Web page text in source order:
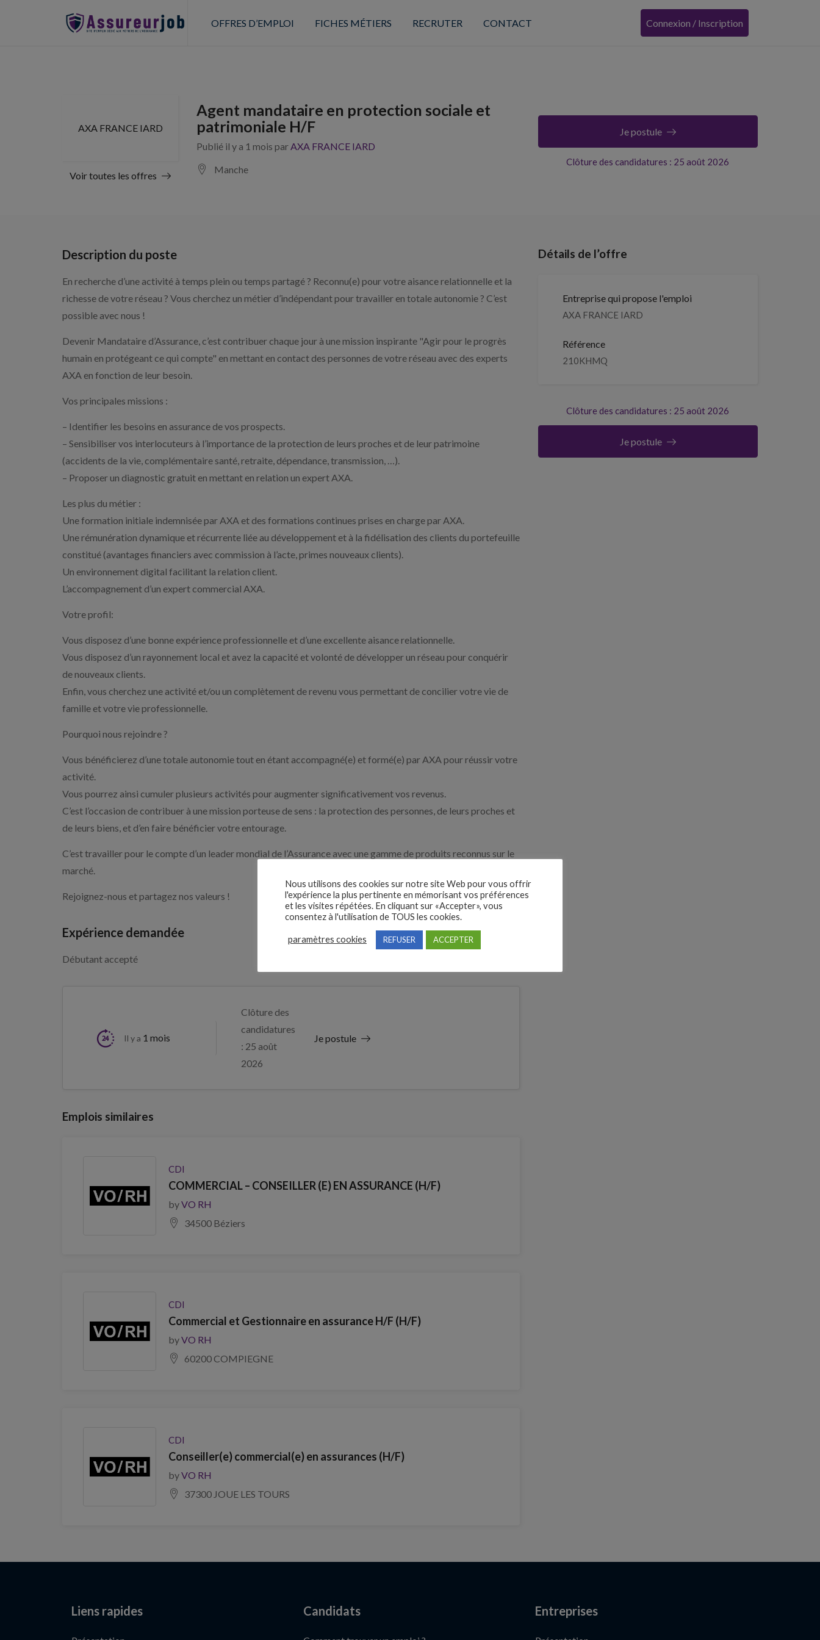
OFFRES D’EMPLOI FICHES MÉTIERS RECRUTER CONTACT Connexion / Inscription
AXA FRANCE IARD
Voir toutes les offres
Agent mandataire en protection sociale et
patrimoniale H/F
Publié il y a 1 mois par AXA FRANCE IARD
Manche
Clôture des candidatures : 25 août 2026
Je postule
Description du poste
En recherche d’une activité à temps plein ou temps partagé ? Reconnu(e) pour votre aisance relationnelle et la
richesse de votre réseau ? Vous cherchez un métier d’indépendant pour travailler en totale autonomie ? C’est
possible avec nous !
Devenir Mandataire d’Assurance, c’est contribuer chaque jour à une mission inspirante "Agir pour le progrès
humain en protégeant ce qui compte" en mettant en contact des personnes de votre réseau avec des experts
AXA en fonction de leur besoin.
Vos principales missions :
– Identifier les besoins en assurance de vos prospects.
– Sensibiliser vos interlocuteurs à l’importance de la protection de leurs proches et de leur patrimoine
(accidents de la vie, complémentaire santé, retraite, dépendance, transmission, …).
– Proposer un diagnostic gratuit en mettant en relation un expert AXA.
Les plus du métier :
Une formation initiale indemnisée par AXA et des formations continues prises en charge par AXA.
Une rémunération dynamique et récurrente liée au développement et à la fidélisation des clients du portefeuille
constitué (avantages financiers avec commission à l’acte, primes nouveaux clients).
Un environnement digital facilitant la relation client.
L’accompagnement d’un expert commercial AXA.
Votre profil:
Vous disposez d’une bonne expérience professionnelle et d’une excellente aisance relationnelle.
Vous disposez d’un rayonnement local et avez la capacité et volonté de développer un réseau pour conquérir
de nouveaux clients.
Enfin, vous cherchez une activité et/ou un complètement de revenu vous permettant de concilier votre vie de
famille et votre vie professionnelle.
Pourquoi nous rejoindre ?
Vous bénéficierez d’une totale autonomie tout en étant accompagné(e) et formé(e) par AXA pour réussir votre
activité.
Vous pourrez ainsi cumuler plusieurs activités pour augmenter significativement vos revenus.
C’est l’occasion de contribuer à une mission porteuse de sens : la protection des personnes, de leurs proches et
de leurs biens, et d’en faire bénéficier votre entourage.
C’est travailler pour le compte d’un leader mondial de l’Assurance avec une gamme de produits reconnus sur le
marché.
Rejoignez-nous et partagez nos valeurs !
Expérience demandée
Débutant accepté
Il y a 1 mois
Clôture des
candidatures
: 25 août
2026
Je postule
Emplois similaires
CDI
COMMERCIAL – CONSEILLER (E) EN ASSURANCE (H/F)
byVO RH
34500 Béziers
CDI
Commercial et Gestionnaire en assurance H/F (H/F)
byVO RH
60200 COMPIEGNE
CDI
Conseiller(e) commercial(e) en assurances (H/F)
byVO RH
37300 JOUE LES TOURS
Détails de l’offre
Entreprise qui propose l'emploi
AXA FRANCE IARD
Référence
210KHMQ
Clôture des candidatures : 25 août 2026
Je postule
Liens rapides Candidats Entreprises
Nous utilisons des cookies sur notre site Web pour vous offrir
l'expérience la plus pertinente en mémorisant vos préférences
et les visites répétées. En cliquant sur «Accepter», vous
consentez à l'utilisation de TOUS les cookies.
paramètres cookies REFUSER ACCEPTER